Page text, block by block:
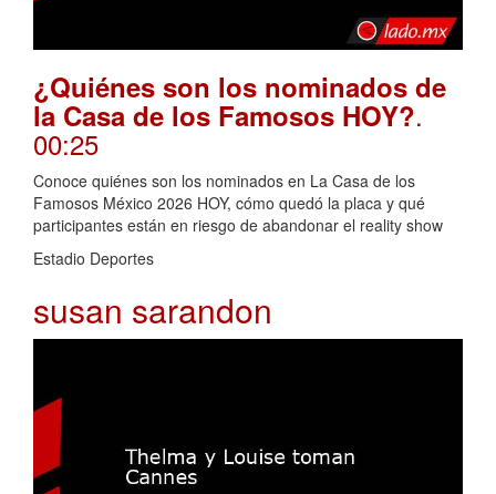
¿Quiénes son los nominados de
la Casa de los Famosos HOY?.
00:25
Conoce quiénes son los nominados en La Casa de los
Famosos México 2026 HOY, cómo quedó la placa y qué
participantes están en riesgo de abandonar el reality show
Estadio Deportes
susan sarandon